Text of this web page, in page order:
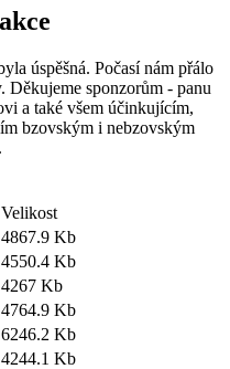
úspěšná. Počasí nám přálo
Děkujeme sponzorům - panu
a také všem účinkujícím,
bzovským i nebzovským
Velikost
4867.9 Kb
4550.4 Kb
4267 Kb
4764.9 Kb
6246.2 Kb
4244.1 Kb